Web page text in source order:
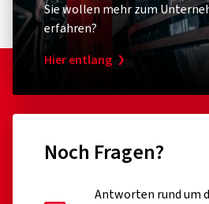
Sie wollen mehr zum
erfahren?
Hier entlang
Noch Fragen?
Antworten rund um